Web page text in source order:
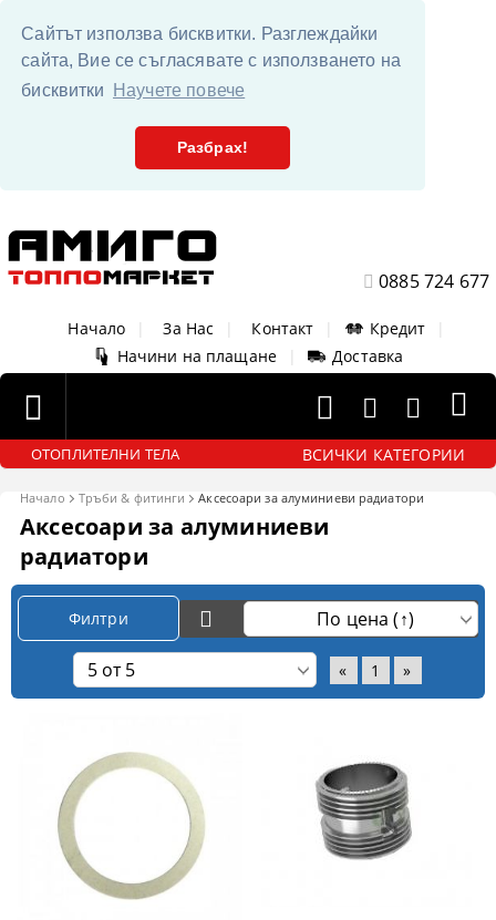
Сайтът използва бисквитки. Разглеждайки
сайта, Вие се съгласявате с използването на
бисквитки
Научете повече
Разбрах!
0885 724 677
Начало За Нас Контакт Кредит
Начини на плащане
Доставка
ОТОПЛИТЕЛНИ ТЕЛА ВСИЧКИ КАТЕГОРИИ
Начало Тръби & фитинги Аксесоари за алуминиеви радиатори
Аксесоари за алуминиеви
радиатори
Филтри
« 1 »